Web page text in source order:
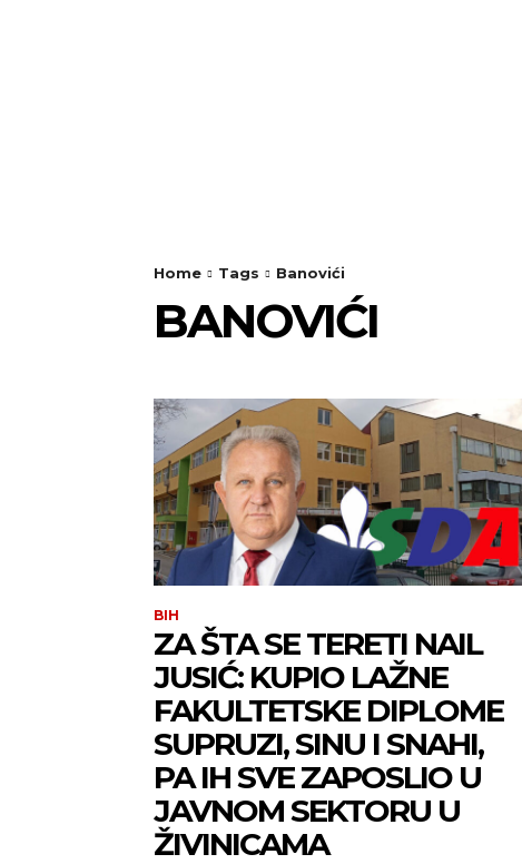
Home Tags Banovići
BANOVIĆI
BIH
ZA ŠTA SE TERETI NAIL
JUSIĆ: KUPIO LAŽNE
FAKULTETSKE DIPLOME
SUPRUZI, SINU I SNAHI,
PA IH SVE ZAPOSLIO U
JAVNOM SEKTORU U
ŽIVINICAMA